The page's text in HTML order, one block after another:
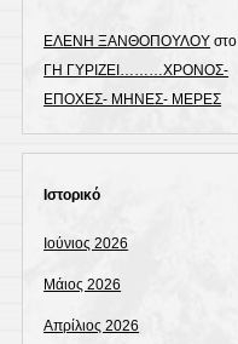
ΕΛΕΝΗ ΞΑΝΘΟΠΟΥΛΟΥ στο
ΓΗ ΓΥΡΙΖΕΙ………ΧΡΟΝΟΣ-
ΕΠΟΧΕΣ- ΜΗΝΕΣ- ΜΕΡΕΣ
Ιστορικό
Ιούνιος 2026
Μάιος 2026
Απρίλιος 2026